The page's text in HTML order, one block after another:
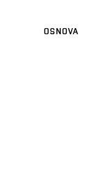
OSNOVA